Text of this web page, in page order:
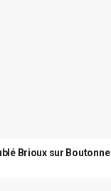
Brioux sur Boutonne